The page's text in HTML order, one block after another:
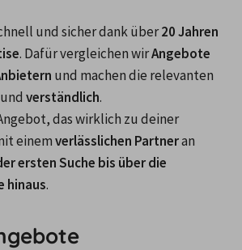
und sicher dank über 20 Jahren
. Dafür vergleichen wir Angebote
und machen die relevanten
und verständlich.
das wirklich zu deiner
einem verlässlichen Partner an
ersten Suche bis über die
hinaus.